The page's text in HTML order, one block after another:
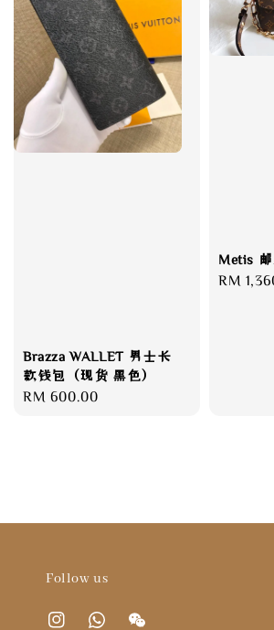
Brazza WALLET 男士长
款钱包（现货 黑色）
Regular
RM 600.00
Metis 邮
Regular
RM
Follow us